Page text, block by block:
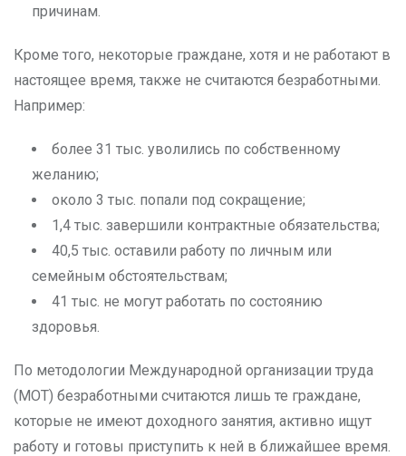
причинам.
Кроме того, некоторые граждане, хотя и не работают в
настоящее время, также не считаются безработными.
Например:
более 31 тыс. уволились по собственному
желанию;
около 3 тыс. попали под сокращение;
1,4 тыс. завершили контрактные обязательства;
40,5 тыс. оставили работу по личным или
семейным обстоятельствам;
41 тыс. не могут работать по состоянию
здоровья.
По методологии Международной организации труда
(МОТ) безработными считаются лишь те граждане,
которые не имеют доходного занятия, активно ищут
работу и готовы приступить к ней в ближайшее время.